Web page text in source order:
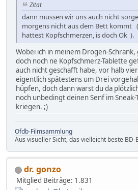
Zitat
dann müssen wir uns auch nicht
morgens nicht aus dem Bett kommt
hattest Kopfschmerzen, is doch Ok ).
Wobei ich in meinem Drogen-
doch noch ne Kopfschmerz-Tablette
auch nicht geschafft habe, vor halb
eigentlich spätestens um Drei
hüpfen, doch dann warst du da
noch unbedingt deinen Senf im Sneak-
kriegen. ;)
Ofdb-Filmsammlung
Aus visueller Sicht, das vielleicht beste BD-
dr. gonzo
Mitglied Beiträge: 1.831